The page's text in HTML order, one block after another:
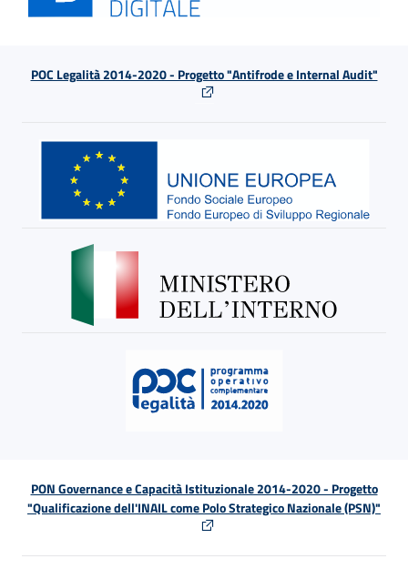
POC Legalità 2014-2020 - Progetto "Antifrode e Internal Audit"
PON Governance e Capacità Istituzionale 2014-2020 - Progetto
"Qualificazione dell'INAIL come Polo Strategico Nazionale (PSN)"